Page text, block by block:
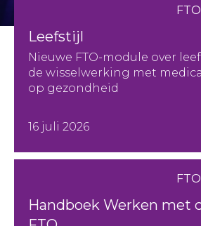
Leefstijl
Nieuwe FTO-module over
de wisselwerking met
op gezondheid
16 juli 2026
Handboek Werken met